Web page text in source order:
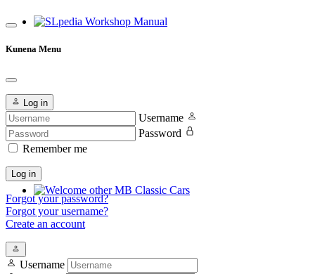
Welcome other MB Classic Cars
Kunena Menu
Log in
Username
Password
Remember me
Log in
Forgot your password?
Forgot your username?
Create an account
Username